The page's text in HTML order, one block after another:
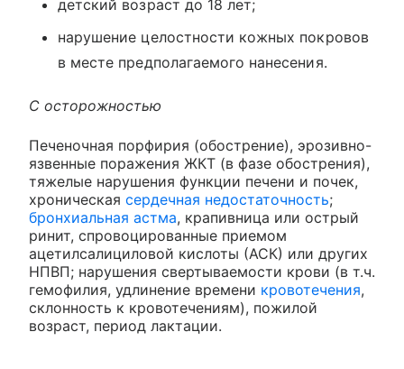
детский возраст до 18 лет;
нарушение целостности кожных покровов
в месте предполагаемого нанесения.
С осторожностью
Печеночная порфирия (обострение), эрозивно-
язвенные поражения ЖКТ (в фазе обострения),
тяжелые нарушения функции печени и почек,
хроническая сердечная недостаточность;
бронхиальная астма, крапивница или острый
ринит, спровоцированные приемом
ацетилсалициловой кислоты (АСК) или других
НПВП; нарушения свертываемости крови (в т.ч.
гемофилия, удлинение времени кровотечения,
склонность к кровотечениям), пожилой
возраст, период лактации.